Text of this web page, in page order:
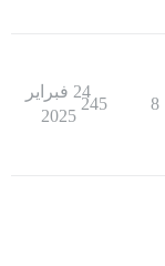
8
245
24 فبراير
2025